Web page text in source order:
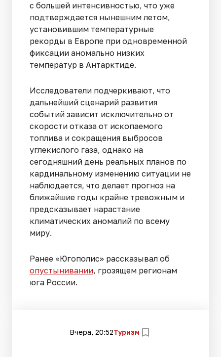
с большей интенсивностью, что уже
подтверждается нынешним летом,
установившим температурные
рекорды в Европе при одновременной
фиксации аномально низких
температур в Антарктиде.
Исследователи подчеркивают, что
дальнейший сценарий развития
событий зависит исключительно от
скорости отказа от ископаемого
топлива и сокращения выбросов
углекислого газа, однако на
сегодняшний день реальных планов по
кардинальному изменению ситуации не
наблюдается, что делает прогноз на
ближайшие годы крайне тревожным и
предсказывает нарастание
климатических аномалий по всему
миру.
Ранее «Югополис» рассказывал об
опустынивании, грозящем регионам
юга России.
Вчера, 20:52Туризм